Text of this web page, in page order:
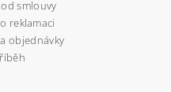
smlouvy
reklamaci
objednávky